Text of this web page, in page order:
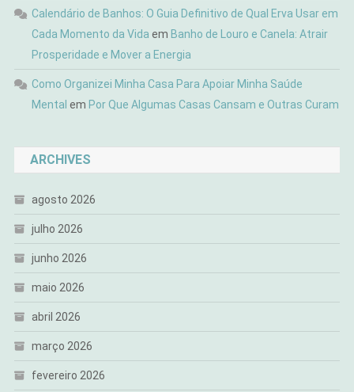
Calendário de Banhos: O Guia Definitivo de Qual Erva Usar em
Cada Momento da Vida em Banho de Louro e Canela: Atrair
Prosperidade e Mover a Energia
Como Organizei Minha Casa Para Apoiar Minha Saúde
Mental em Por Que Algumas Casas Cansam e Outras Curam
ARCHIVES
agosto 2026
julho 2026
junho 2026
maio 2026
abril 2026
março 2026
fevereiro 2026